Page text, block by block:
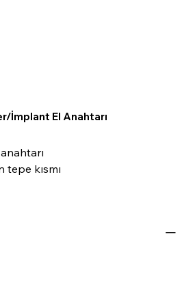
İmplant El Anahtarı
tepe kısmı